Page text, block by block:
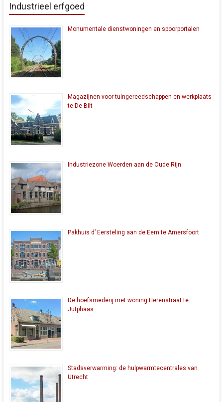
Industrieel erfgoed
Monumentale dienstwoningen en spoorportalen
Magazijnen voor tuingereedschappen en werkplaats
te De Bilt
Industriezone Woerden aan de Oude Rijn
Pakhuis d’ Eersteling aan de Eem te Amersfoort
De hoefsmederij met woning Herenstraat te
Jutphaas
Stadsverwarming: de hulpwarmtecentrales van
Utrecht